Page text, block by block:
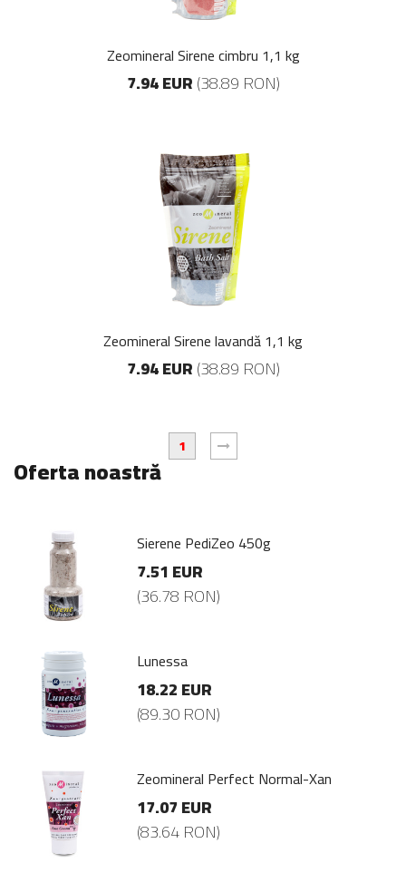
Oferta noastră
Sierene PediZeo 450g
7.51 EUR
(36.78 RON)
Lunessa
18.22 EUR
(89.30 RON)
Zeomineral Perfect Normal-Xan
17.07 EUR
(83.64 RON)
Zeomineral Sirene cimbru 1,1 kg
7.94 EUR(38.89 RON)
Zeomineral Sirene lavandă 1,1 kg
7.94 EUR(38.89 RON)
1